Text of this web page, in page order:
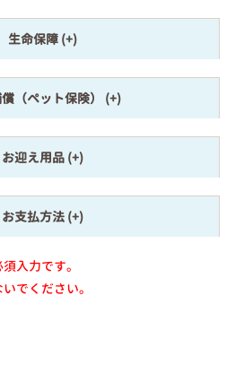
生命保障
（ペット保険）
お迎え用品
お支払方法
入力です。
でください。